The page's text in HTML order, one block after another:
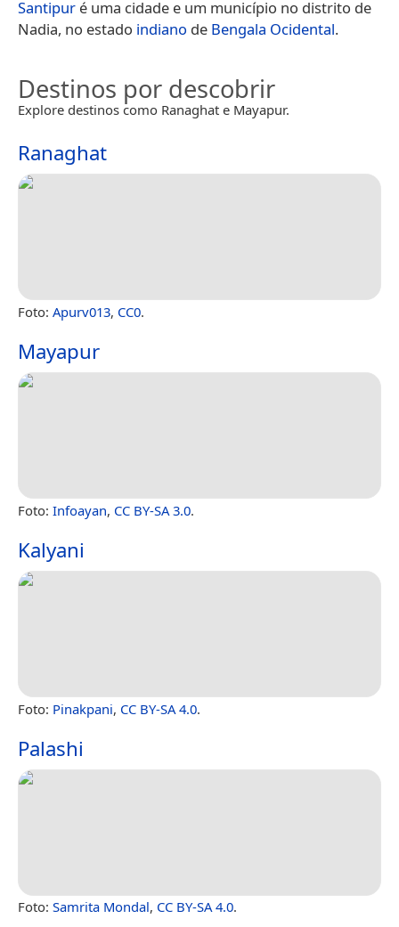
Santipur é uma cidade e um município no distrito de
Nadia, no estado indiano de Bengala Ocidental.
Destinos por descobrir
Explore destinos como Ranaghat e Mayapur.
Ranaghat
Foto: Apurv013, CC0.
Mayapur
Foto: Infoayan, CC BY-SA 3.0.
Kalyani
Foto: Pinakpani, CC BY-SA 4.0.
Palashi
Foto: Samrita Mondal, CC BY-SA 4.0.